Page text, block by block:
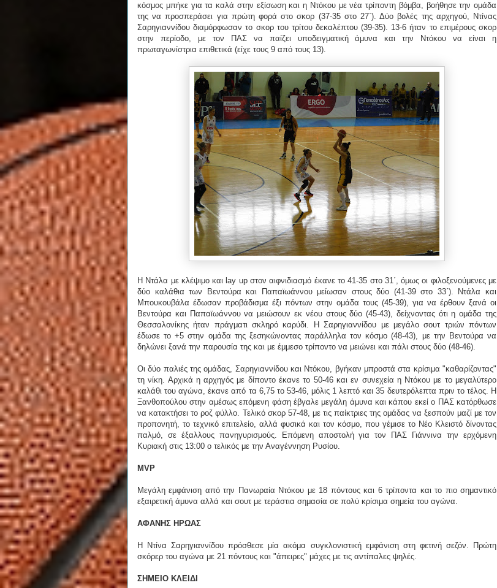
κόσμος μπήκε για τα καλά στην εξίσωση και η Ντόκου με νέα τρίποντη βόμβα, βοήθησε την ομάδα
της να προσπεράσει για πρώτη φορά στο σκορ (37-35 στο 27΄). Δύο βολές της αρχηγού, Ντίνας
Σαρηγιαννίδου διαμόρφωσαν το σκορ του τρίτου δεκαλέπτου (39-35). 13-6 ήταν το επιμέρους σκορ
στην περίοδο, με τον ΠΑΣ να παίζει υποδειγματική άμυνα και την Ντόκου να είναι η
πρωταγωνίστρια επιθετικά (είχε τους 9 από τους 13).
Η Ντάλα με κλέψιμο και lay up στον αιφνιδιασμό έκανε το 41-35 στο 31΄, όμως οι φιλοξενούμενες με
δύο καλάθια των Βεντούρα και Παπαϊωάννου μείωσαν στους δύο (41-39 στο 33΄). Ντάλα και
Μπουκουβάλα έδωσαν προβάδισμα έξι πόντων στην ομάδα τους (45-39), για να έρθουν ξανά οι
Βεντούρα και Παπαϊωάννου να μειώσουν εκ νέου στους δύο (45-43), δείχνοντας ότι η ομάδα της
Θεσσαλονίκης ήταν πράγματι σκληρό καρύδι. Η Σαρηγιαννίδου με μεγάλο σουτ τριών πόντων
έδωσε το +5 στην ομάδα της ξεσηκώνοντας παράλληλα τον κόσμο (48-43), με την Βεντούρα να
δηλώνει ξανά την παρουσία της και με έμμεσο τρίποντο να μειώνει και πάλι στους δύο (48-46).
Οι δύο παλιές της ομάδας, Σαρηγιαννίδου και Ντόκου, βγήκαν μπροστά στα κρίσιμα "καθαρίζοντας"
τη νίκη. Αρχικά η αρχηγός με δίποντο έκανε το 50-46 και εν συνεχεία η Ντόκου με το μεγαλύτερο
καλάθι του αγώνα, έκανε από τα 6,75 το 53-46, μόλις 1 λεπτό και 35 δευτερόλεπτα πριν το τέλος. Η
Ξανθοπούλου στην αμέσως επόμενη φάση έβγαλε μεγάλη άμυνα και κάπου εκεί ο ΠΑΣ κατόρθωσε
να κατακτήσει το ροζ φύλλο. Τελικό σκορ 57-48, με τις παίκτριες της ομάδας να ξεσπούν μαζί με τον
προπονητή, το τεχνικό επιτελείο, αλλά φυσικά και τον κόσμο, που γέμισε το Νέο Κλειστό δίνοντας
παλμό, σε έξαλλους πανηγυρισμούς. Επόμενη αποστολή για τον ΠΑΣ Γιάννινα την ερχόμενη
Κυριακή στις 13:00 ο τελικός με την Αναγέννηση Ρυσίου.
MVP
Μεγάλη εμφάνιση από την Πανωραία Ντόκου με 18 πόντους και 6 τρίποντα και το πιο σημαντικό
εξαιρετική άμυνα αλλά και σουτ με τεράστια σημασία σε πολύ κρίσιμα σημεία του αγώνα.
ΑΦΑΝΗΣ ΗΡΩΑΣ
Η Ντίνα Σαρηγιαννίδου πρόσθεσε μία ακόμα συγκλονιστική εμφάνιση στη φετινή σεζόν. Πρώτη
σκόρερ του αγώνα με 21 πόντους και "άπειρες" μάχες με τις αντίπαλες ψηλές.
ΣΗΜΕΙΟ ΚΛΕΙΔΙ